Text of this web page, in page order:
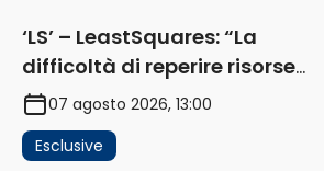
‘LS’ – LeastSquares: “La
difficoltà di reperire risorse
impatta sul mercato. Senza
investimenti non arrivano i
ricavi” (AUDIO)
07 agosto 2026, 13:00
Esclusive